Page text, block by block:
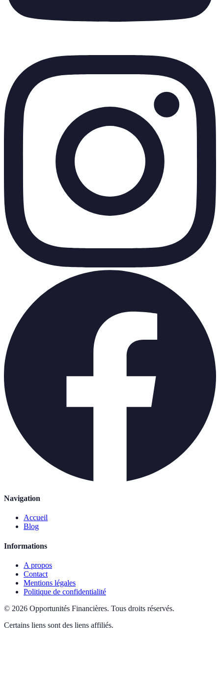
Navigation
Accueil
Blog
Informations
A propos
Contact
Mentions légales
Politique de confidentialité
© 2026 Opportunités Financières. Tous droits réservés.
Certains liens sont des liens affiliés.